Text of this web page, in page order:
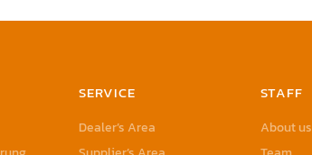
SERVICE
Dealer’s Area
STAFF
About us